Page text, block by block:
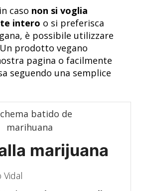
caso non si voglia
intero o si preferisca
è possibile utilizzare
Un prodotto vegano
pagina o facilmente
seguendo una semplice
marijuana
Vidal